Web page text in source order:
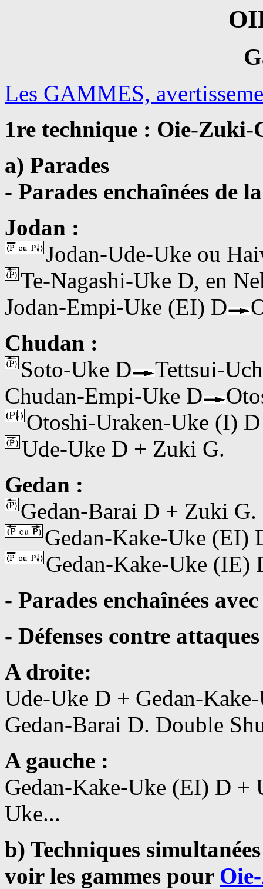
Les GAMMES,
1re technique : Oie-
a) Parades
- Parades enchaînées de
Jodan :
Jodan-Ude-Uke ou
Te-Nagashi-Uke D, en
Jodan-Empi-Uke (EI) D
Chudan :
Soto-Uke D
Tettsui-
Chudan-Empi-Uke D
Otoshi-Uraken-Uke (I)
Ude-Uke D + Zuki G.
Gedan :
Gedan-Barai D + Zuki G.
Gedan-Kake-Uke (EI)
Gedan-Kake-Uke (IE)
- Parades enchaînées
- Défenses contre
A droite:
Ude-Uke D + Gedan-
Gedan-Barai D. Double
A gauche :
Gedan-Kake-Uke (EI) D +
Uke...
b) Techniques simultanées
voir les gammes pour